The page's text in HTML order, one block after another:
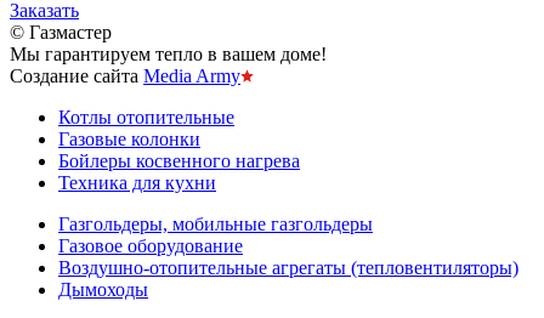
Заказать
© Газмастер
Мы гарантируем тепло в вашем доме!
Создание сайта Media Army
Котлы отопительные
Газовые колонки
Бойлеры косвенного нагрева
Техника для кухни
Газгольдеры, мобильные газгольдеры
Газовое оборудование
Воздушно-отопительные агрегаты (тепловентиляторы)
Дымоходы